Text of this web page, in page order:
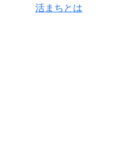
活まちとは